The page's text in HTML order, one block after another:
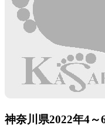
神奈川県2022年4～